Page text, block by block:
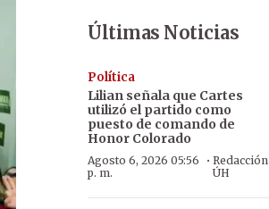
Últimas Noticias
Política
Lilian señala que Cartes
utilizó el partido como
puesto de comando de
Honor Colorado
Agosto 6, 2026 05:56
p. m.
· Redacción
ÚH